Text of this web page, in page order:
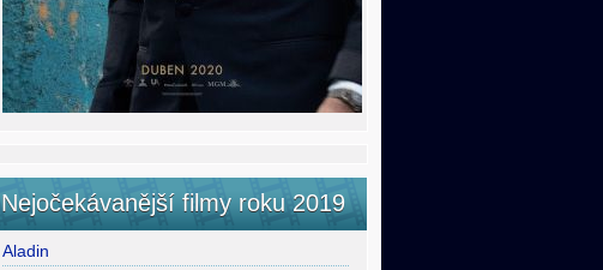
Nejočekávanější filmy roku 2019
Aladin